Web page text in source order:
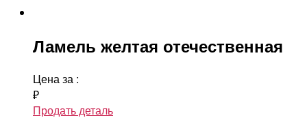
Ламель желтая отечественная
Цена за :
₽
Продать деталь